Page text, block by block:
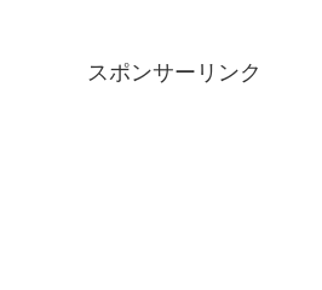
スポンサーリンク